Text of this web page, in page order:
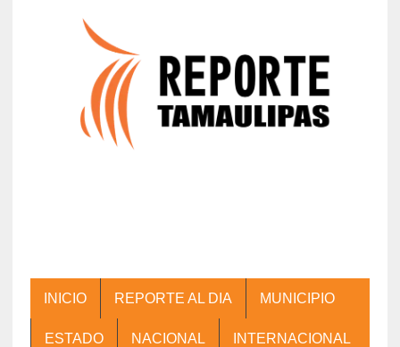
INICIO REPORTE AL DIA MUNICIPIO
ESTADO NACIONAL INTERNACIONAL